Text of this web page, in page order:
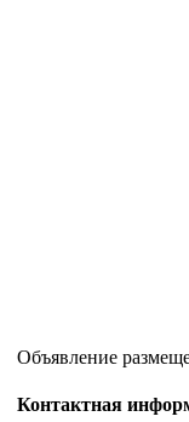
Объявление
Контактная